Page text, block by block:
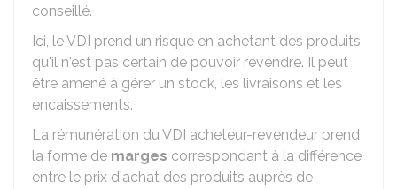
conseillé.
Ici, le VDI prend un risque en achetant des produits
qu'il n'est pas certain de pouvoir revendre. Il peut
être amené à gérer un stock, les livraisons et les
encaissements.
La rémunération du VDI acheteur-revendeur prend
la forme de marges correspondant à la différence
entre le prix d'achat des produits auprès de